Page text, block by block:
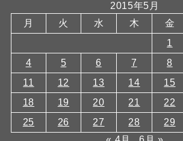
2015年5月
月
火 水 木 金
1
4
5 6 7 8
11
12 13 14 15
18
19 20 21 22
25
26 27 28 29